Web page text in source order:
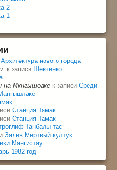
2
1
нового города
к записи Шевченко.
на Мкнгышоаке к записиСреди
Станция Тамак
Станция Тамак
Танбалы тас
Залив Мертвый култук
Мангистау
1982 год